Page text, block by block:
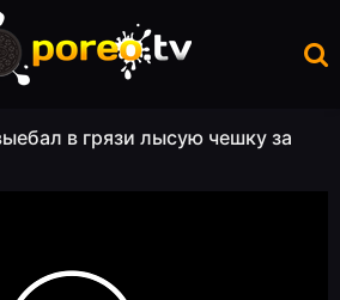
в грязи лысую чешку за